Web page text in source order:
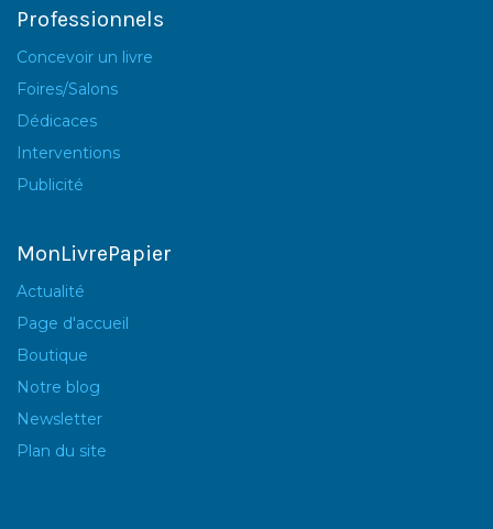
Professionnels
Concevoir un livre
Foires/Salons
Dédicaces
Interventions
Publicité
MonLivrePapier
Actualité
Page d'accueil
Boutique
Notre blog
Newsletter
Plan du site